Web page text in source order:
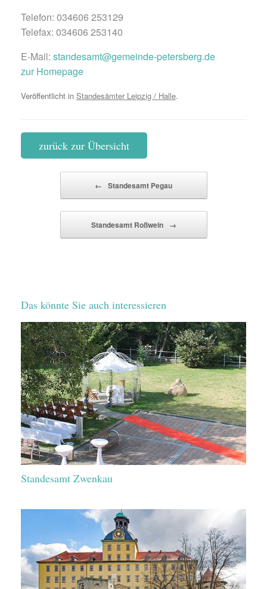
Telefon: 034606 253129
Telefax: 034606 253140
E-Mail: standesamt@gemeinde-petersberg.de
zur Homepage
Veröffentlicht in Standesämter Leipzig / Halle.
zurück zur Übersicht
← Standesamt Pegau
Standesamt Roßwein →
Das könnte Sie auch interessieren
Standesamt Zwenkau